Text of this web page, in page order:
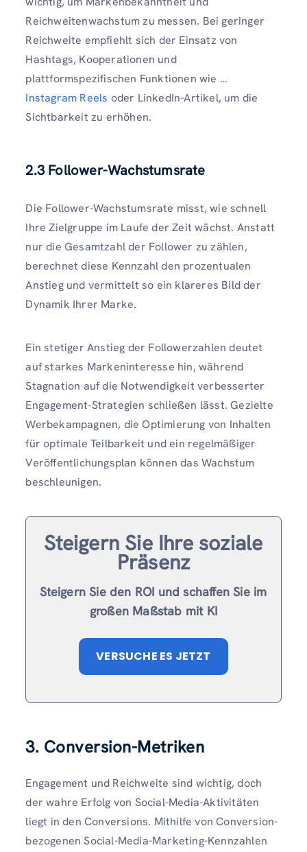
Reichweitenwachstum zu messen. Bei geringer
Reichweite empfiehlt sich der Einsatz von
Hashtags, Kooperationen und
plattformspezifischen Funktionen wie …
Instagram Reels oder LinkedIn-Artikel, um die
Sichtbarkeit zu erhöhen.
2.3 Follower-Wachstumsrate
Die Follower-Wachstumsrate misst, wie schnell
Ihre Zielgruppe im Laufe der Zeit wächst. Anstatt
nur die Gesamtzahl der Follower zu zählen,
berechnet diese Kennzahl den prozentualen
Anstieg und vermittelt so ein klareres Bild der
Dynamik Ihrer Marke.
Ein stetiger Anstieg der Followerzahlen deutet
auf starkes Markeninteresse hin, während
Stagnation auf die Notwendigkeit verbesserter
Engagement-Strategien schließen lässt. Gezielte
Werbekampagnen, die Optimierung von Inhalten
für optimale Teilbarkeit und ein regelmäßiger
Veröffentlichungsplan können das Wachstum
beschleunigen.
Steigern Sie Ihre soziale
Präsenz
Steigern Sie den ROI und schaffen Sie im
großen Maßstab mit KI
VERSUCHE ES JETZT
3. Conversion-Metriken
Engagement und Reichweite sind wichtig, doch
der wahre Erfolg von Social-Media-Aktivitäten
liegt in den Conversions. Mithilfe von Conversion-
bezogenen Social-Media-Marketing-Kennzahlen